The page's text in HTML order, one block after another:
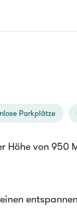
Parkplätze
von 950